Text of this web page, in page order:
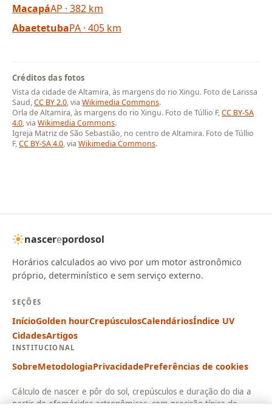
MacapáAP · 382 km
AbaetetubaPA · 405 km
Créditos das fotos
Vista da cidade de Altamira, às margens do rio Xingu. Foto de Larissa
Saud,CC BY 2.0, viaWikimedia Commons.
Orla de Altamira, às margens do rio Xingu. Foto de Túllio F,CC BY-SA
4.0, viaWikimedia Commons.
Igreja Matriz de São Sebastião, no centro de Altamira. Foto de Túllio
F,CC BY-SA 4.0, viaWikimedia Commons.
nascerepordosol
Horários calculados ao vivo por um motor astronômico
próprio, determinístico e sem serviço externo.
SEÇÕES
InícioGolden hourCrepúsculosCalendáriosÍndice UV
CidadesArtigos
INSTITUCIONAL
SobreMetodologiaPrivacidadePreferências de cookies
Cálculo de nascer e pôr do sol, crepúsculos e duração do dia a
partir de efemérides astronômicas, com precisão típica de